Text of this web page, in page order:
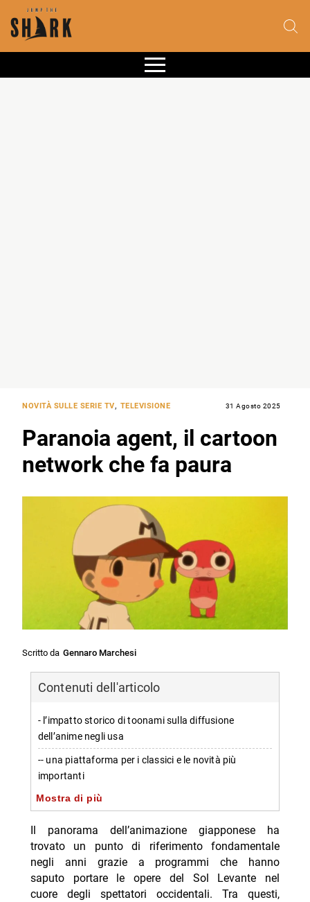
NOVITÀ SULLE SERIE TV, TELEVISIONE 31 Agosto 2025
Paranoia agent, il cartoon
network che fa paura
Scritto da Gennaro Marchesi
Contenuti dell'articolo
- l’impatto storico di toonami sulla diffusione
dell’anime negli usa
-- una piattaforma per i classici e le novità più
importanti
- paranoia agent: un’opera memorabile trasmessa da
-- la serie tv psicologica di satoshi kon che ha
lasciato il segno
- satoshi kon: un autore che lascia traccia indelebile
nell’animazione
Mostra di più
Il panorama dell’animazione giapponese ha
trovato un punto di riferimento fondamentale
negli anni grazie a programmi che hanno
saputo portare le opere del Sol Levante nel
cuore degli spettatori occidentali. Tra questi,